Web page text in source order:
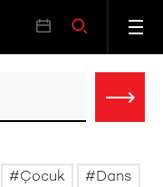
Çocuk
Dans